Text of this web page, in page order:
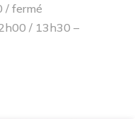
/ fermé
/ 13h30 –